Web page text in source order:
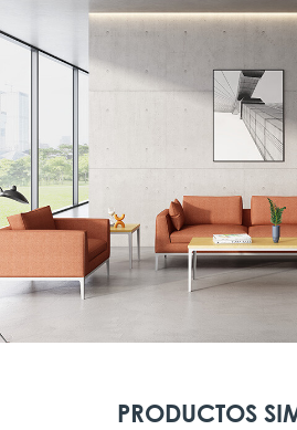
PRODUCTOS